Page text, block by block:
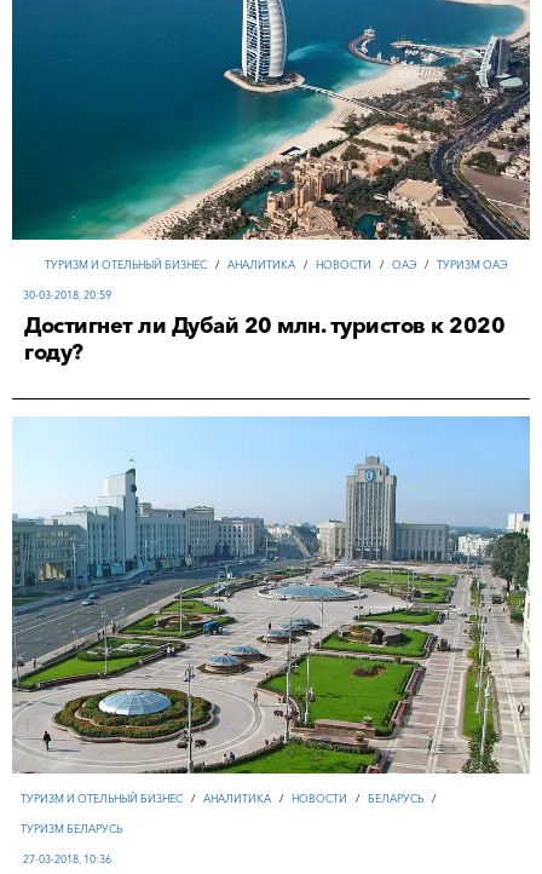
ТУРИЗМ И ОТЕЛЬНЫЙ БИЗНЕС / АНАЛИТИКА / НОВОСТИ / ОАЭ / ТУРИЗМ ОАЭ
30-03-2018, 20:59
Достигнет ли Дубай 20 млн. туристов к 2020
году?
ТУРИЗМ И ОТЕЛЬНЫЙ БИЗНЕС / АНАЛИТИКА / НОВОСТИ / БЕЛАРУСЬ /
ТУРИЗМ БЕЛАРУСЬ
27-03-2018, 10:36